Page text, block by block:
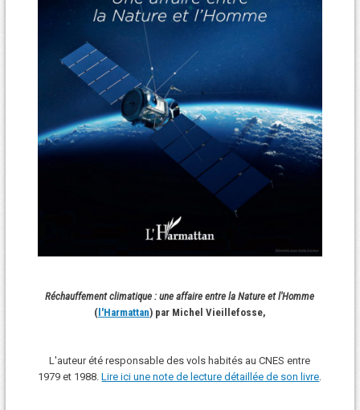
Réchauffement climatique : une affaire entre la Nature et l'Homme
(l'Harmattan) par Michel Vieillefosse,
L'auteur été responsable des vols habités au CNES entre
1979 et 1988.Lire ici une note de lecture détaillée de son livre.